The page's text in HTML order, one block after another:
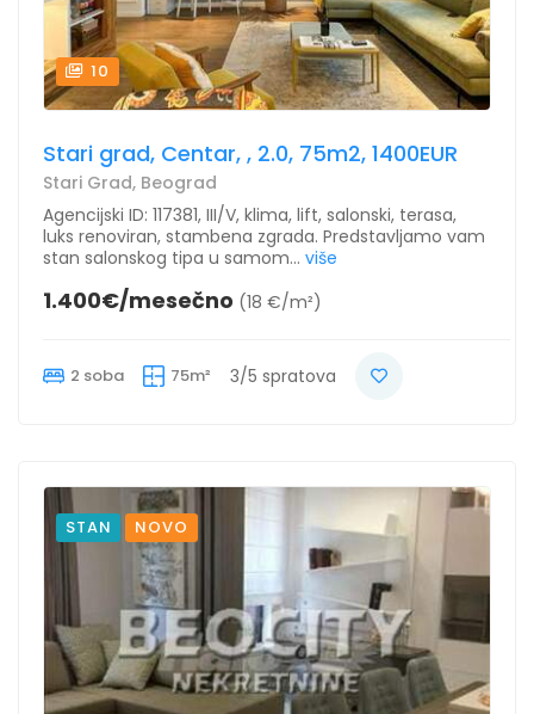
10
Stari grad, Centar, , 2.0, 75m2, 1400EUR
Stari Grad, Beograd
Agencijski ID: 117381, III/V, klima, lift, salonski, terasa,
luks renoviran, stambena zgrada. Predstavljamo vam
stan salonskog tipa u samom... više
1.400€/mesečno (18 €/m²)
2 soba 75m² 3/5 spratova
STAN NOVO